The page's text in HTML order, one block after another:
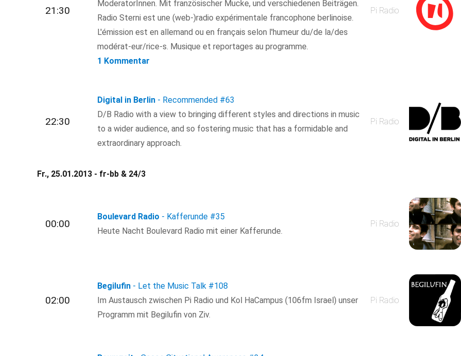
21:30
ModeratorInnen. Mit französischer Mucke, und verschiedenen Beiträgen.
Radio Sterni est une (web-)radio expérimentale francophone berlinoise.
L'émission est en allemand ou en français selon l'humeur du/de la/des
modérat-eur/rice-s. Musique et reportages au programme.
1 Kommentar
Pi Radio
22:30
Digital in Berlin - Recommended #63
D/B Radio with a view to bringing different styles and directions in music
to a wider audience, and so fostering music that has a formidable and
extraordinary approach.
Pi Radio
Fr., 25.01.2013 - fr-bb & 24/3
00:00
Boulevard Radio - Kafferunde #35
Heute Nacht Boulevard Radio mit einer Kafferunde.
Pi Radio
02:00
Begilufin - Let the Music Talk #108
Im Austausch zwischen Pi Radio und Kol HaCampus (106fm Israel) unser
Programm mit Begilufin von Ziv.
Pi Radio